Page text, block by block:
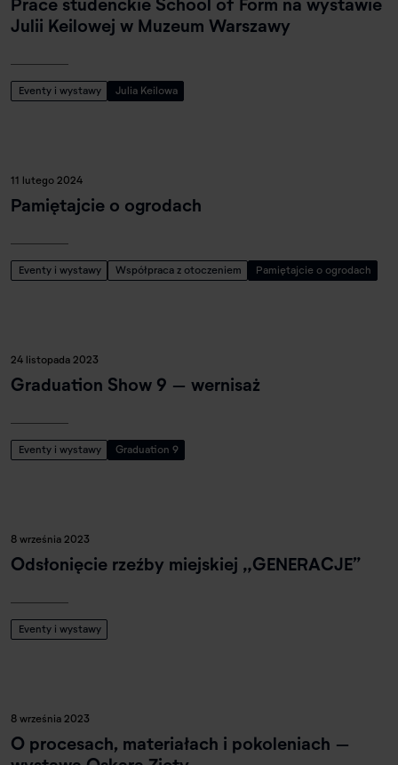
Julii Keilowej w Muzeum Warszawy
Eventy i wystawy Julia Keilowa
11 lutego 2024
Pamiętajcie o ogrodach
Eventy i wystawy Współpraca z otoczeniem Pamiętajcie o ogrodach
24 listopada 2023
Graduation Show 9 – wernisaż
Eventy i wystawy Graduation 9
8 września 2023
Odsłonięcie rzeźby miejskiej „GENERACJE”
Eventy i wystawy
8 września 2023
O procesach, materiałach i pokoleniach –